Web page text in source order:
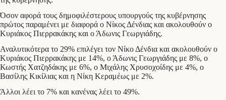
Όσον αφορά τους δημοφιλέστερους υπουργούς της κυβέρνησης
πρώτος παραμένει με διαφορά ο Νίκος Δένδιας και ακολουθούν ο
Κυριάκος Πιερρακάκης και ο Άδωνις Γεωργιάδης.
Αναλυτικότερα το 29% επιλέγει τον Νίκο Δένδια και ακολουθούν ο
Κυριάκος Πιερρακάκης με 14%, ο Άδωνις Γεωργιάδης με 8%, ο
Κωστής Χατζηδάκης με 6%, ο Μιχάλης Χρυσοχοίδης με 4%, ο
Βασίλης Κικίλιας και η Νίκη Κεραμέως με 2%.
Άλλοι λέει το 7% και κανένας λέει το 49%.